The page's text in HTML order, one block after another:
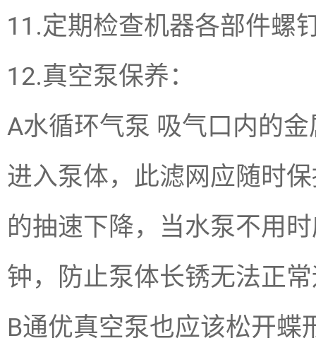
11.定期检查机器各部件螺
12.真空泵保养：
A水循环气泵 吸气口内的
进入泵体，此滤网应随时
的抽速下降，当水泵不用
钟，防止泵体长锈无法正
B通优真空泵也应该松开